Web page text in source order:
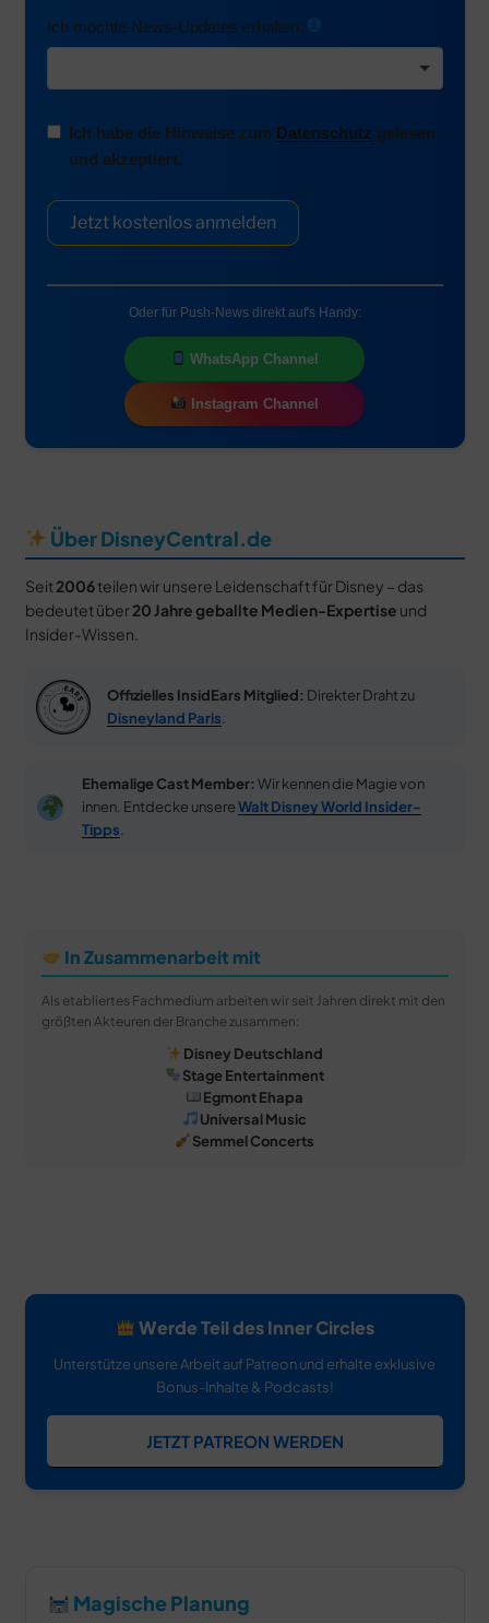
Ich möchte News-Updates erhalten:
Ich habe die Hinweise zum Datenschutz gelesen
und akzeptiert.
Jetzt kostenlos anmelden
Oder für Push-News direkt auf's Handy:
WhatsApp Channel
Instagram Channel
Über DisneyCentral.de
Seit 2006teilen wir unsere Leidenschaft für Disney – das
bedeutet über 20 Jahre geballte Medien-Expertise und
Insider-Wissen.
Offizielles InsidEars Mitglied: Direkter Draht zu
Disneyland Paris
Ehemalige Cast Member: Wir kennen die Magie von
innen. Entdecke unsereWalt Disney World Insider-
Tipps
In Zusammenarbeit mit
Als etabliertes Fachmedium arbeiten wir seit Jahren direkt mit den
größten Akteuren der Branche zusammen:
Disney Deutschland
Stage Entertainment
Egmont Ehapa
Universal Music
Semmel Concerts
Werde Teil des Inner Circles
Unterstütze unsere Arbeit auf Patreon und erhalte exklusive
Bonus-Inhalte & Podcasts!
JETZT PATREON WERDEN
Magische Planung